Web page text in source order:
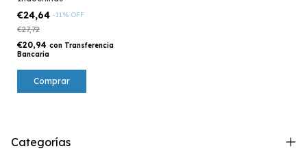
€24,64 -11% OFF
€27,72
€20,94 con Transferencia
Bancaria
Comprar
Categorías